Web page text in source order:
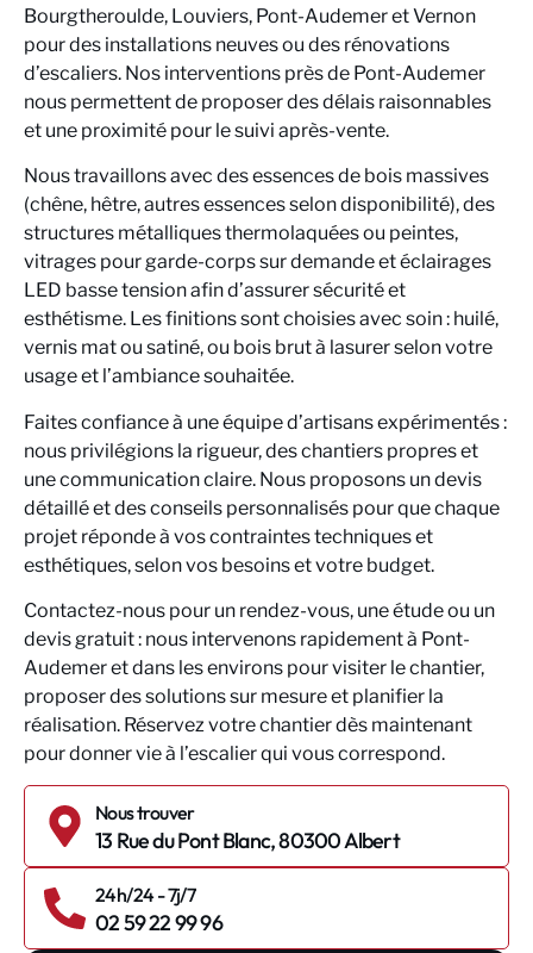
Bourgtheroulde, Louviers, Pont-Audemer et Vernon
pour des installations neuves ou des rénovations
d’escaliers. Nos interventions près de Pont-Audemer
nous permettent de proposer des délais raisonnables
et une proximité pour le suivi après-vente.
Nous travaillons avec des essences de bois massives
(chêne, hêtre, autres essences selon disponibilité), des
structures métalliques thermolaquées ou peintes,
vitrages pour garde-corps sur demande et éclairages
LED basse tension afin d’assurer sécurité et
esthétisme. Les finitions sont choisies avec soin : huilé,
vernis mat ou satiné, ou bois brut à lasurer selon votre
usage et l’ambiance souhaitée.
Faites confiance à une équipe d’artisans expérimentés :
nous privilégions la rigueur, des chantiers propres et
une communication claire. Nous proposons un devis
détaillé et des conseils personnalisés pour que chaque
projet réponde à vos contraintes techniques et
esthétiques, selon vos besoins et votre budget.
Contactez-nous pour un rendez-vous, une étude ou un
devis gratuit : nous intervenons rapidement à Pont-
Audemer et dans les environs pour visiter le chantier,
proposer des solutions sur mesure et planifier la
réalisation. Réservez votre chantier dès maintenant
pour donner vie à l’escalier qui vous correspond.
Nous trouver
13 Rue du Pont Blanc, 80300 Albert
24h/24 - 7j/7
02 59 22 99 96